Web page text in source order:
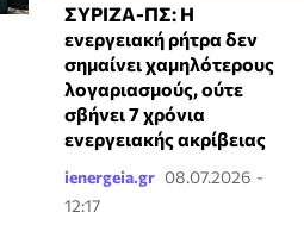
ΣΥΡΙΖΑ-ΠΣ: Η
ενεργειακή ρήτρα δεν
σημαίνει χαμηλότερους
λογαριασμούς, ούτε
σβήνει 7 χρόνια
ενεργειακής ακρίβειας
ienergeia.gr 08.07.2026 -
12:17